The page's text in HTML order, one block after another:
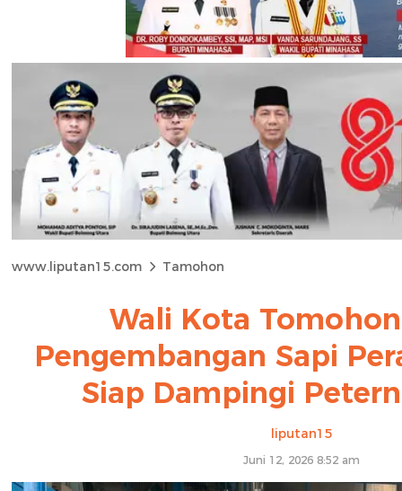
www.liputan15.com Tamohon
Wali Kota
Pengembangan Sapi
Siap Dampingi
liputan15
Juni 12, 2026 8:52 am